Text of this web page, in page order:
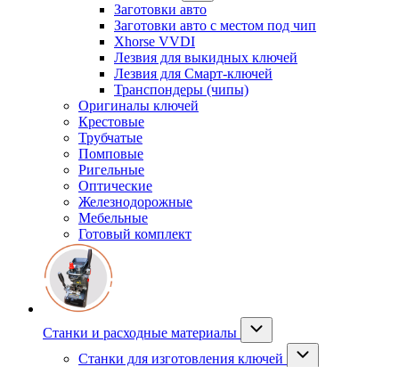
Заготовки авто
Заготовки авто с местом под чип
Xhorse VVDI
Лезвия для выкидных ключей
Лезвия для Смарт-ключей
Транспондеры (чипы)
Оригиналы ключей
Крестовые
Трубчатые
Помповые
Ригельные
Оптические
Железнодорожные
Мебельные
Готовый комплект
Станки и расходные материалы
Станки для изготовления ключей